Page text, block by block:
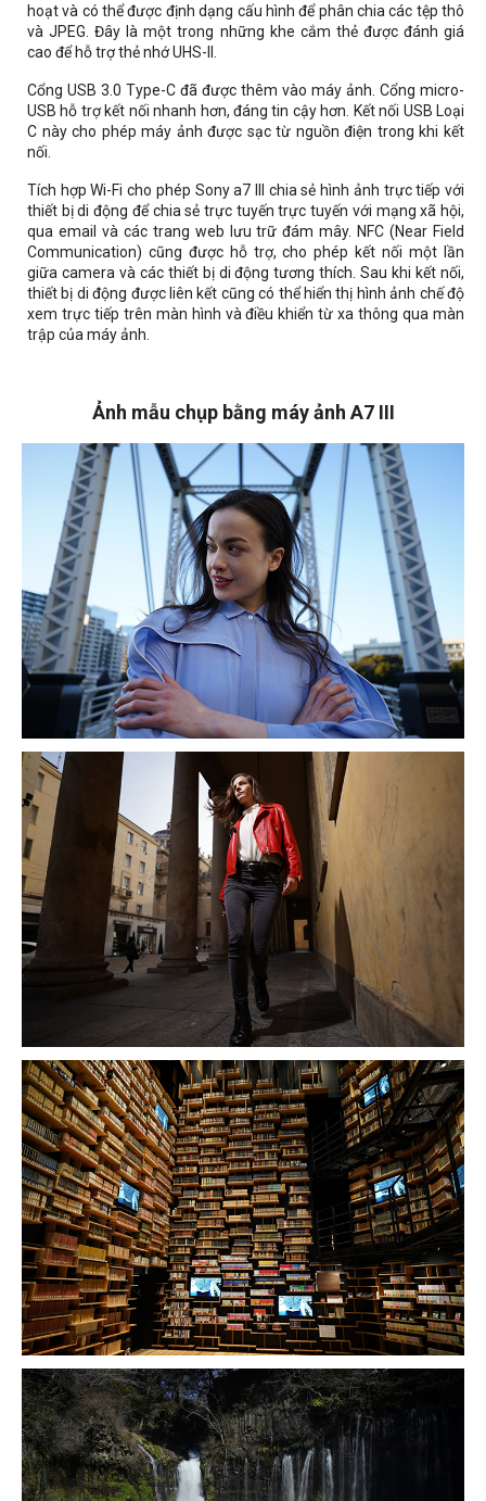
hoạt và có thể được định dạng cấu hình để phân chia các tệp thô
và JPEG. Đây là một trong những khe cắm thẻ được đánh giá
cao để hỗ trợ thẻ nhớ UHS-II.
Cổng USB 3.0 Type-C đã được thêm vào máy ảnh. Cổng micro-
USB hỗ trợ kết nối nhanh hơn, đáng tin cậy hơn. Kết nối USB Loại
C này cho phép máy ảnh được sạc từ nguồn điện trong khi kết
nối.
Tích hợp Wi-Fi cho phép Sony a7 III chia sẻ hình ảnh trực tiếp với
thiết bị di động để chia sẻ trực tuyến trực tuyến với mạng xã hội,
qua email và các trang web lưu trữ đám mây. NFC (Near Field
Communication) cũng được hỗ trợ, cho phép kết nối một lần
giữa camera và các thiết bị di động tương thích. Sau khi kết nối,
thiết bị di động được liên kết cũng có thể hiển thị hình ảnh chế độ
xem trực tiếp trên màn hình và điều khiển từ xa thông qua màn
trập của máy ảnh.
Ảnh mẫu chụp bằng máy ảnh A7 III